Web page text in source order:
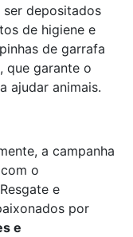
depositados
de higiene e
de garrafa
que garante o
ajudar animais.
a campanha
o
e
por
e